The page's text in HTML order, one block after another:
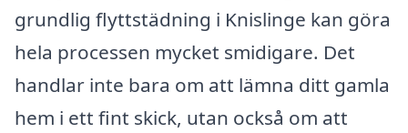
grundlig flyttstädning i Knislinge kan göra
hela processen mycket smidigare. Det
handlar inte bara om att lämna ditt gamla
hem i ett fint skick, utan också om att